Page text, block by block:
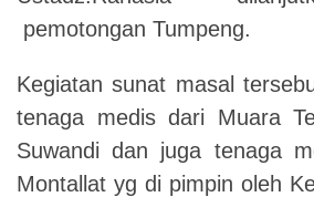
pemotongan Tumpeng.
Kegiatan sunat masal
tenaga medis dari Muara
Suwandi dan juga tenaga
Montallat yg di pimpin oleh